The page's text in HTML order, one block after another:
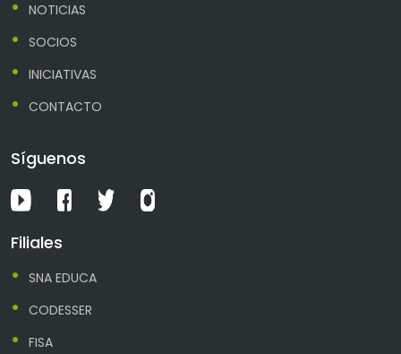
NOTICIAS
SOCIOS
INICIATIVAS
CONTACTO
Síguenos
Filiales
SNA EDUCA
CODESSER
FISA